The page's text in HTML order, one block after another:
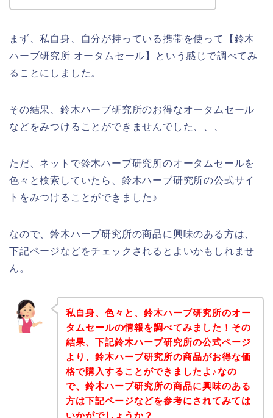
まず、私自身、自分が持っている携帯を使って【鈴木
ハーブ研究所 オータムセール】という感じで調べてみ
ることにしました。
その結果、鈴木ハーブ研究所のお得なオータムセール
などをみつけることができませんでした、、、
ただ、ネットで鈴木ハーブ研究所のオータムセールを
色々と検索していたら、鈴木ハーブ研究所の公式サイ
トをみつけることができました♪
なので、鈴木ハーブ研究所の商品に興味のある方は、
下記ページなどをチェックされるとよいかもしれませ
ん。
私自身、色々と、鈴木ハーブ研究所のオー
タムセールの情報を調べてみました！その
結果、下記鈴木ハーブ研究所の公式ページ
より、鈴木ハーブ研究所の商品がお得な価
格で購入することができましたよ♪なの
で、鈴木ハーブ研究所の商品に興味のある
方は下記ページなどを参考にされてみては
いかがでしょうか？